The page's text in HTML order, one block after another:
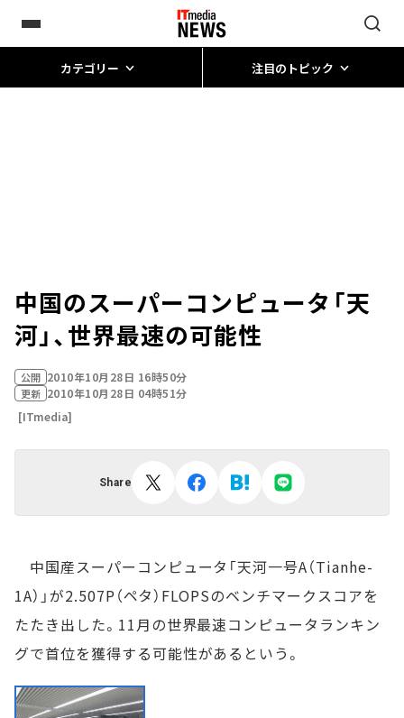
カテゴリー 注目のトピック
中国のスーパーコンピュータ「天
河」、世界最速の可能性
公開 2010年10月28日 16時50分
更新 2010年10月28日 04時51分
[ITmedia]
Share
中国産スーパーコンピュータ「天河一号A（Tianhe-
1A）」が2.507P（ペタ）FLOPSのベンチマークスコアを
たたき出した。11月の世界最速コンピュータランキン
グで首位を獲得する可能性があるという。